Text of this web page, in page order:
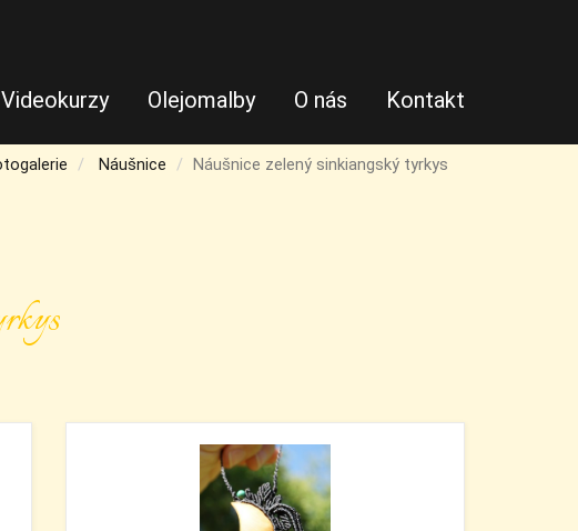
Videokurzy Olejomalby O nás Kontakt
Náušnice Náušnice zelený sinkiangský tyrkys